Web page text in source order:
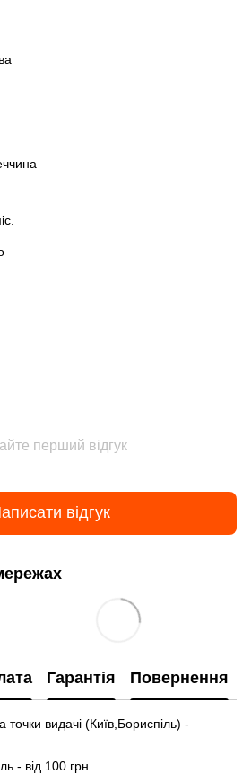
перший відгук
відгук
Гарантія Повернення
точки видачі (Київ,Бориспіль) -
- від 100 грн